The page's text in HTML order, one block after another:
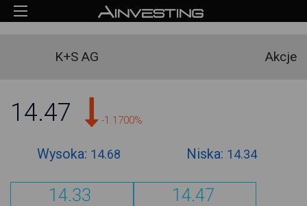
K+S AG Akcje
14.47 -1.1700%
Wysoka: 14.68 Niska: 14.34
14.33 14.47